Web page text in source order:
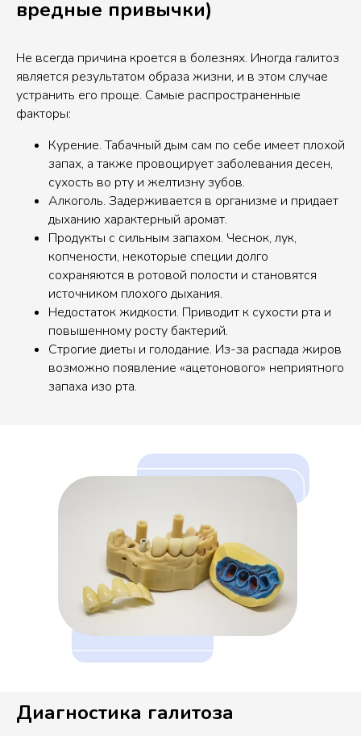
вредные привычки)
Не всегда причина кроется в болезнях. Иногда галитоз
является результатом образа жизни, и в этом случае
устранить его проще. Самые распространенные
факторы:
Курение. Табачный дым сам по себе имеет плохой
запах, а также провоцирует заболевания десен,
сухость во рту и желтизну зубов.
Алкоголь. Задерживается в организме и придает
дыханию характерный аромат.
Продукты с сильным запахом. Чеснок, лук,
копчености, некоторые специи долго
сохраняются в ротовой полости и становятся
источником плохого дыхания.
Недостаток жидкости. Приводит к сухости рта и
повышенному росту бактерий.
Строгие диеты и голодание. Из-за распада жиров
возможно появление «ацетонового» неприятного
запаха изо рта.
Диагностика галитоза